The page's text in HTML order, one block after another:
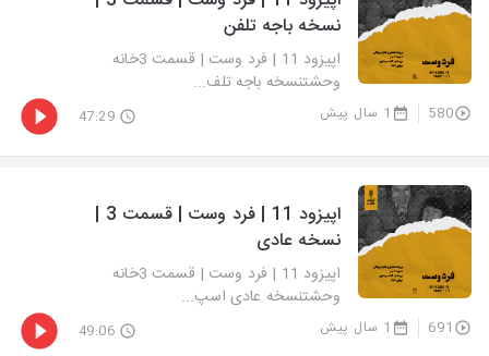
نسخه باجه تلفن
اپیزود 11 | فرد وست | قسمت 3خانه
وحشتنسخه باجه تلف...
580 1 سال پیش 47:29
اپیزود 11 | فرد وست | قسمت 3 |
نسخه عادی
اپیزود 11 | فرد وست | قسمت 3خانه
وحشتنسخه عادی اسپ...
691 1 سال پیش 49:06